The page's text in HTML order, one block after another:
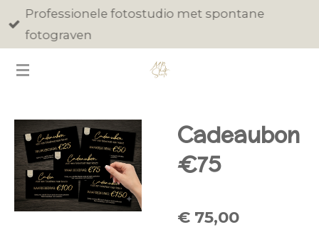
Ga
direct
de
Professionele fotostudio met spontane
fotograven
Cadeaubon
€75
€ 75,00